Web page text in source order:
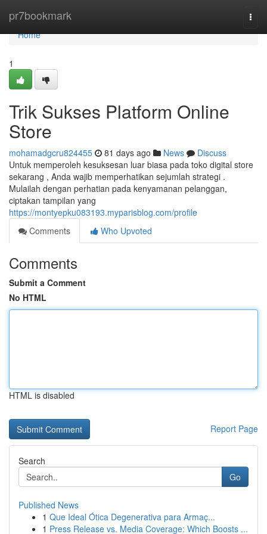
pr7bookmark
Home
Home
1
Trik Sukses Platform Online
Store
mohamadgcru824455 81 days ago News
Discuss
Untuk memperoleh kesuksesan luar biasa pada toko digital store
sekarang , Anda wajib memperhatikan sejumlah strategi .
Mulailah dengan perhatian pada kenyamanan pelanggan,
ciptakan tampilan yang
https://montyepku083193.myparisblog.com/profile
Comments
Who Upvoted
Comments
Submit a Comment
No HTML
HTML is disabled
Report Page
Search
Go
Published News
1 Que Ideal Ótica Degenerativa para Armaç...
1 Press Release vs. Media Coverage: Which Boosts ...